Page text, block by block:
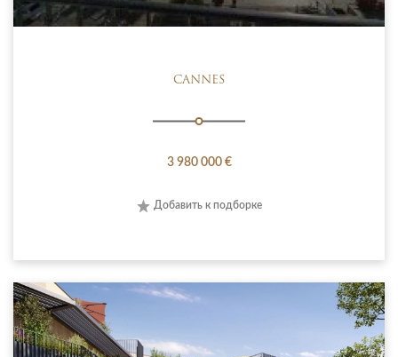
CANNES
3 980 000 €
Добавить к подборке